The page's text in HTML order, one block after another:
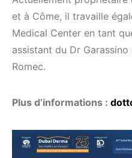
et à Côme, il travaille
Medical Center en tant
assistant du Dr
Romec.
Plus d’informations :